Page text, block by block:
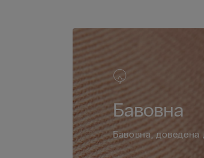
Бавовна
Бавовна, доведена